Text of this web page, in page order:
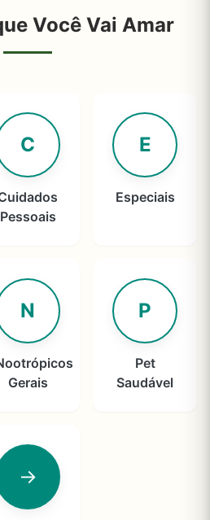
Você Vai Amar
C
Pessoais
E
Especiais
N
Gerais
P
Pet
Saudável
→